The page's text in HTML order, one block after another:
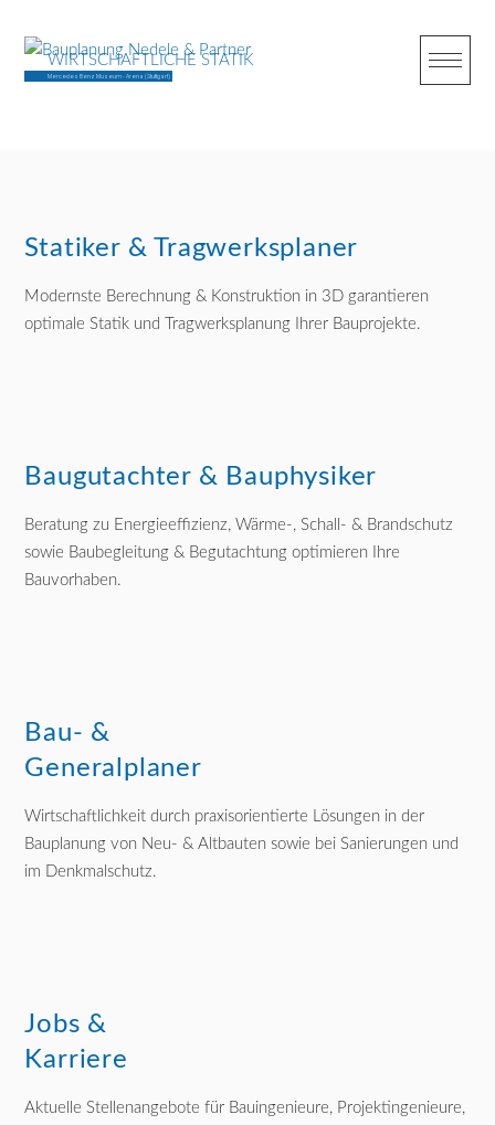
contentWIRTSCHAFTLICHE STATIK
Mercedes Benz Museum - Arena (Stuttgart)
Statiker & Tragwerksplaner
Modernste Berechnung & Konstruktion in 3D garantieren
optimale Statik und Tragwerksplanung Ihrer Bauprojekte.
Baugutachter & Bauphysiker
Beratung zu Energieeffizienz, Wärme-, Schall- & Brandschutz
sowie Baubegleitung & Begutachtung optimieren Ihre
Bauvorhaben.
Bau- &
Generalplaner
Wirtschaftlichkeit durch praxisorientierte Lösungen in der
Bauplanung von Neu- & Altbauten sowie bei Sanierungen und
im Denkmalschutz.
Jobs &
Karriere
Aktuelle Stellenangebote für Bauingenieure, Projektingenieure,